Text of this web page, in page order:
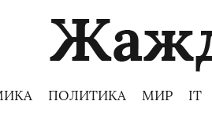
ПОЛИТИКА МИР IT